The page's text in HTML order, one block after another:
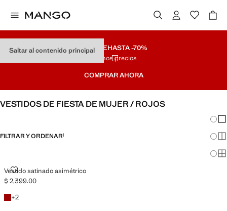
Saltar al contenido principal
REMATEHASTA -70%
Últimos precios
COMPRAR AHORA
VESTIDOS DE FIESTA DE MUJER / ROJOS
FILTRAR Y ORDENAR1
Vestido satinado asimétrico
VESTIDO SATINADO ASIMÉTRICO
Precio actual [$ 2,399.00 ]
$ 2,399.00
+2
+1 colores